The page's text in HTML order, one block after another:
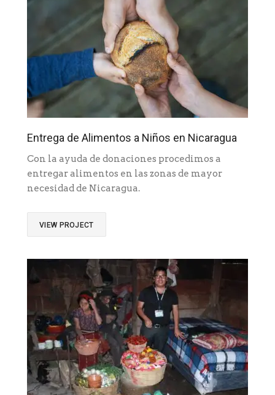
Entrega de Alimentos a Niños en Nicaragua
Con la ayuda de donaciones procedimos a
entregar alimentos en las zonas de mayor
necesidad de Nicaragua.
VIEW PROJECT